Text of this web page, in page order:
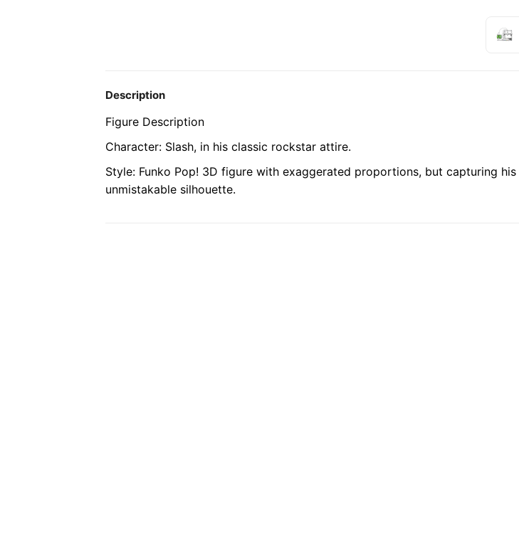
Description
Figure Description
Character: Slash, in his classic rockstar attire.
Style: Funko Pop! 3D figure with exaggerated proportions, but capturing his
unmistakable silhouette.